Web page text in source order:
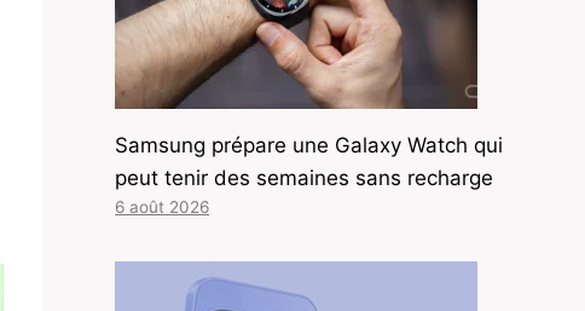
Samsung prépare une Galaxy Watch qui
peut tenir des semaines sans recharge
6 août 2026